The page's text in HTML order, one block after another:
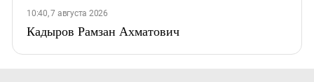
10:40, 7 августа 2026
Кадыров Рамзан Ахматович